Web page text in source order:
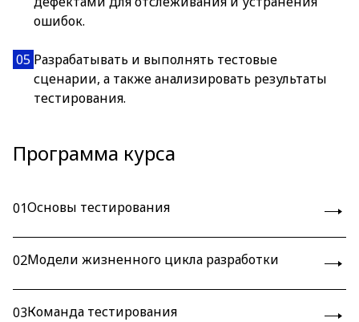
ошибок.
05 Разрабатывать и выполнять тестовые
сценарии, а также анализировать результаты
тестирования.
Программа курса
01Основы тестирования
02Модели жизненного цикла разработки
03Команда тестирования